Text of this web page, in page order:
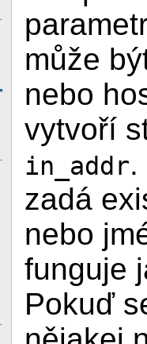
může
nebo
vytvoří
in_addr.
zadá
nebo
funguje
Pokuď